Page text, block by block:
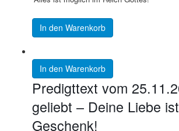
In den Warenkorb
In den Warenkorb
Predigttext vom
geliebt – Deine Liebe
Geschenk!